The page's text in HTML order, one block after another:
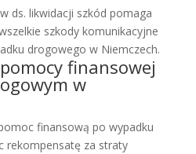
ds. likwidacji szkód pomaga
szkody komunikacyjne
drogowego w Niemczech.
finansowej
w
finansową po wypadku
rekompensatę za straty